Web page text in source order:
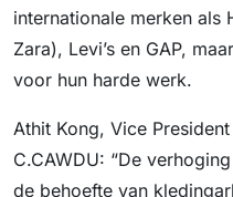
internationale merken als
Zara), Levi’s en GAP,
voor hun harde werk.
Athit Kong, Vice
C.CAWDU: “De
de behoefte van